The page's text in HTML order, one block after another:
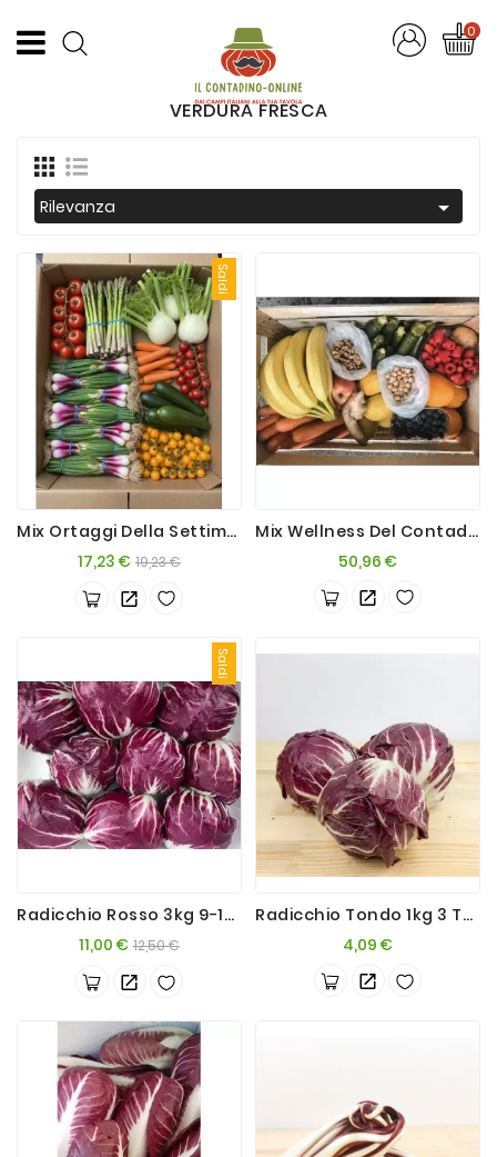
Frutta
Verdura
Formaggi
Salumi
Succhi
Frutta
Pasta
Artigianale
Passate
Birre
0
VERDURA FRESCA
Rilevanza 
Saldi
Mix Ortaggi Della Settimana – 7kg
17,23 € Prezzo
19,23 €Prezzo
Mix Wellness Del Contadino - 13kg Ca
50,96 €Prezzo
Saldi
Radicchio Rosso 3kg 9-12 Teste
11,00 € Prezzo
12,50 €Prezzo
Radicchio Tondo 1kg 3 Teste
4,09 €Prezzo